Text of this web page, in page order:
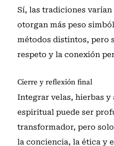
Sí, las tradiciones
otorgan más peso
métodos distintos, pero
respeto y la conexión
Cierre y reflexión final
Integrar velas, hierbas y
espiritual puede ser
transformador, pero
la conciencia, la ética y